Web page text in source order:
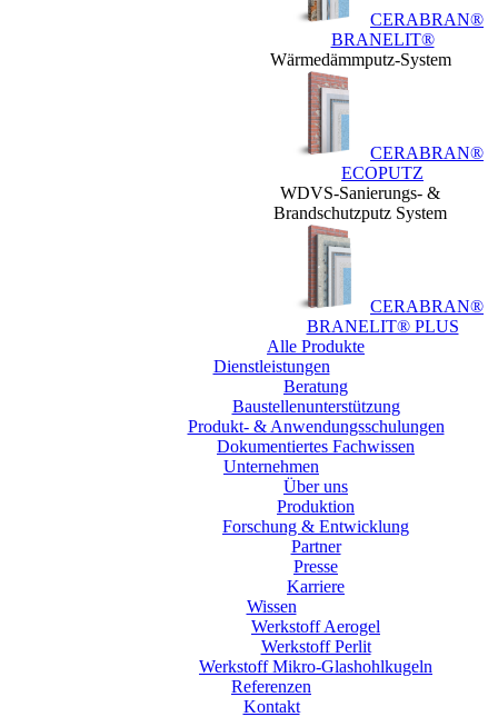
CERABRAN®
BRANELIT®
Wärmedämmputz-System
CERABRAN®
ECOPUTZ
WDVS-Sanierungs- &
Brandschutzputz System
CERABRAN®
BRANELIT® PLUS
Alle Produkte
Dienstleistungen
Beratung
Baustellen­unterstützung
Produkt- & Anwendungsschulungen
Dokumentiertes Fachwissen
Unternehmen
Über uns
Produktion
Forschung & Entwicklung
Partner
Presse
Karriere
Wissen
Werkstoff Aerogel
Werkstoff Perlit
Werkstoff Mikro-Glashohlkugeln
Referenzen
Kontakt